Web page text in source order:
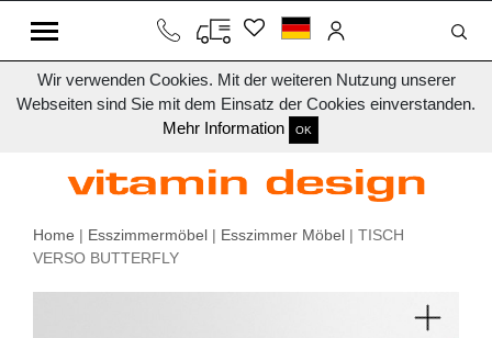
Wir verwenden Cookies. Mit der weiteren Nutzung unserer
Webseiten sind Sie mit dem Einsatz der Cookies einverstanden.
Mehr Information
OK
Home | Esszimmermöbel | Esszimmer Möbel | TISCH
VERSO BUTTERFLY